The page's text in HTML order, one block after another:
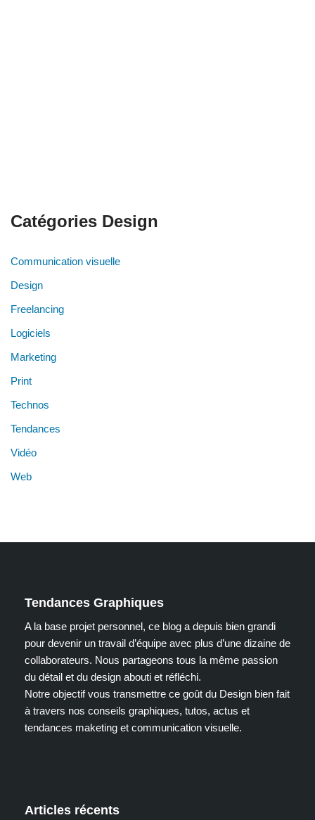
Catégories Design
Communication visuelle
Design
Freelancing
Logiciels
Marketing
Print
Technos
Tendances
Vidéo
Web
Tendances Graphiques
A la base projet personnel, ce blog a depuis bien grandi
pour devenir un travail d’équipe avec plus d’une dizaine de
collaborateurs. Nous partageons tous la même passion
du détail et du design abouti et réfléchi.
Notre objectif vous transmettre ce goût du Design bien fait
à travers nos conseils graphiques, tutos, actus et
tendances maketing et communication visuelle.
Articles récents